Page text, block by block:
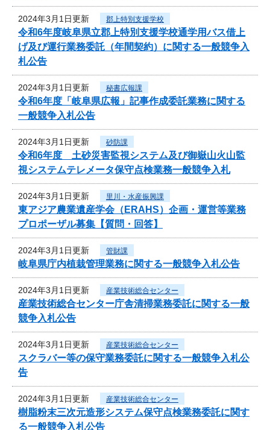
2024年3月1日更新 郡上特別支援学校
令和6年度岐阜県立郡上特別支援学校通学用バス借上
げ及び運行業務委託（年間契約）に関する一般競争入
札公告
2024年3月1日更新 秘書広報課
令和6年度「岐阜県広報」記事作成委託業務に関する
一般競争入札公告
2024年3月1日更新 砂防課
令和6年度 土砂災害監視システム及び御嶽山火山監
視システムテレメータ保守点検業務一般競争入札
2024年3月1日更新 里川・水産振興課
東アジア農業遺産学会（ERAHS）企画・運営等業務
プロポーザル募集【質問・回答】
2024年3月1日更新 管財課
岐阜県庁内植栽管理業務に関する一般競争入札公告
2024年3月1日更新 産業技術総合センター
産業技術総合センター庁舎清掃業務委託に関する一般
競争入札公告
2024年3月1日更新 産業技術総合センター
スクラバー等の保守業務委託に関する一般競争入札公
告
2024年3月1日更新 産業技術総合センター
樹脂粉末三次元造形システム保守点検業務委託に関す
る一般競争入札公告